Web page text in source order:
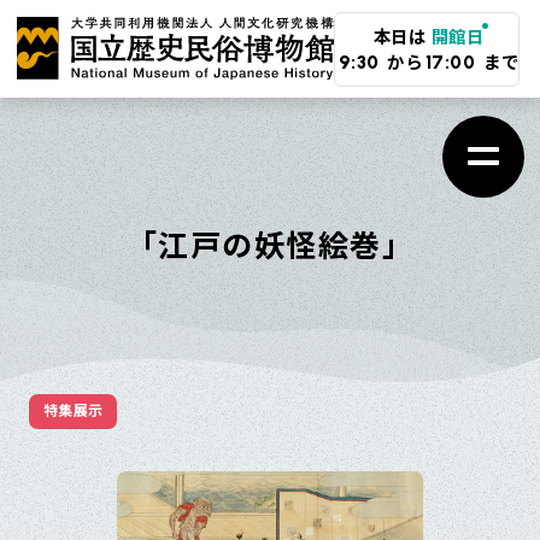
本日は 開館日
9:30 から 17:00 まで
「江戸の妖怪絵巻」
特集展示